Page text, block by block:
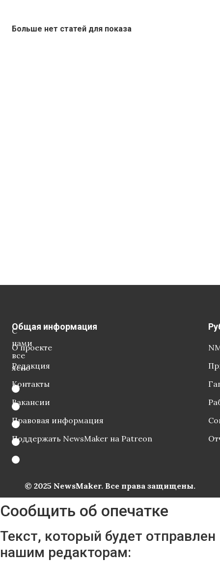
Больше нет статей для показа
С
нами
все
ясно
Общая информация
О проекте
Редакция
Контакты
Вакансии
Правовая информация
Поддержать NewsMaker на Patreon
© 2025 NewsMaker. Все права защищены.
Сообщить об опечатке
Текст, который будет отправлен
нашим редакторам: